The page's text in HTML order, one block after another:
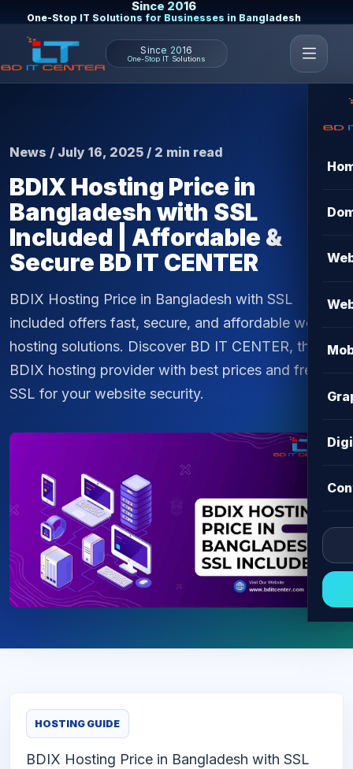
Since 2016
One-Stop IT Solutions for Businesses in Bangladesh
Since 2016
One-Stop IT Solutions
News / July 16, 2025 / 2 min read
BDIX Hosting Price in
Bangladesh with SSL
Included | Affordable &
Secure BD IT CENTER
BDIX Hosting Price in Bangladesh with SSL
included offers fast, secure, and affordable web
hosting solutions. Discover BD IT CENTER, the top
BDIX hosting provider with best prices and free
SSL for your website security.
HOSTING GUIDE
BDIX Hosting Price in Bangladesh with SSL